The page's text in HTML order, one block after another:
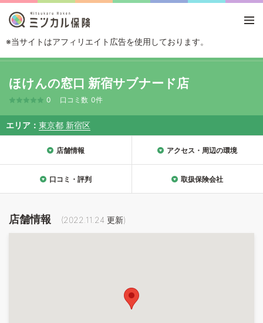
※当サイトはアフィリエイト広告を使用しております。
新宿区 ほけんの窓口 新宿サブナード店
ほけんの窓口 新宿サブナード店
0 口コミ数 0件
エリア 東京都 新宿区
店舗情報 アクセス・周辺の環境
口コミ・評判 取扱保険会社
店舗情報 (2022.11.24 更新)